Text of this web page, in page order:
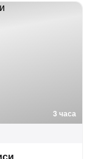
3 часа